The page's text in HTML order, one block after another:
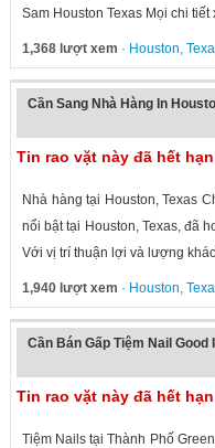
Sam Houston Texas Mọi chi tiết
1,368 lượt xem · Houston,
Cần Sang Nhà Hàng In
Tin rao vặt này đã hết hạn
Nhà hàng tại Houston, Texas
nổi bật tại Houston, Texas, đã
Với vị trí thuận lợi và lượng
1,940 lượt xem · Houston,
Cần Bán Gấp Tiệm Nail Good
Tin rao vặt này đã hết hạn
Tiệm Nails tại Thành Phố